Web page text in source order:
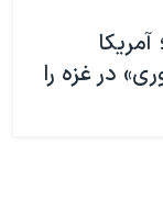
در غزه را